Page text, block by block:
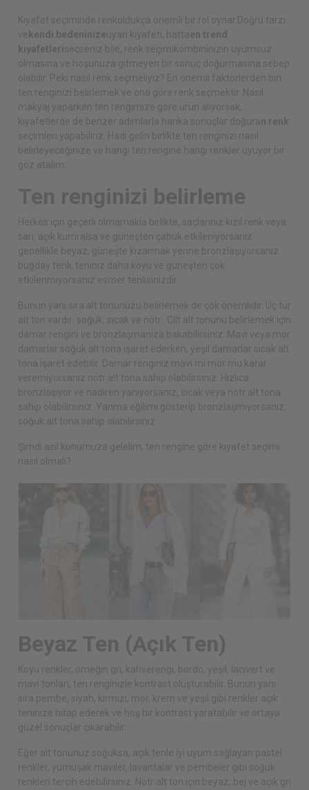
Kıyafet seçiminde renkoldukça önemli bir rol oynar. Doğru tarzı
ve kendi bedeninizeuyan kıyafeti, hattaen trend
kıyafetleri seçseniz bile, renk seçimi kombininizin uyumsuz
olmasına ve hoşunuza gitmeyen bir sonuç doğurmasına sebep
olabilir. Peki nasıl renk seçmeliyiz? En önemli faktörlerden biri
ten renginizi belirlemek ve ona göre renk seçmektir. Nasıl
makyaj yaparken ten rengimize göre ürün alıyorsak,
kıyafetlerde de benzer adımlarla harika sonuçlar doğuran renk
seçimleri yapabiliriz. Hadi gelin birlikte ten renginizi nasıl
belirleyeceğinize ve hangi ten rengine hangi renkler uyuyor bir
göz atalım.
Ten renginizi belirleme
Herkes için geçerli olmamakla birlikte, saçlarınız kızıl renk veya
sarı, açık kumralsa ve güneşten çabuk etkileniyorsanız
genellikle beyaz, güneşte kızarmak yerine bronzlaşıyorsanız
buğday tenli, teniniz daha koyu ve güneşten çok
etkilenmiyorsanız esmer tenlisinizdir.
Bunun yanı sıra alt tonunuzu belirlemek de çok önemlidir. Üç tür
alt ton vardır: soğuk, sıcak ve nötr. Cilt alt tonunu belirlemek için
damar rengini ve bronzlaşmanıza bakabilirsiniz. Mavi veya mor
damarlar soğuk alt tona işaret ederken, yeşil damarlar sıcak alt
tona işaret edebilir. Damar renginiz mavi mi mor mu karar
veremiyorsanız nötr alt tona sahip olabilirsiniz. Hızlıca
bronzlaşıyor ve nadiren yanıyorsanız, sıcak veya nötr alt tona
sahip olabilirsiniz. Yanma eğilimi gösterip bronzlaşmıyorsanız,
soğuk alt tona sahip olabilirsiniz.
Şimdi asıl konumuza gelelim, ten rengine göre kıyafet seçimi
nasıl olmalı?
Beyaz Ten (Açık Ten)
Koyu renkler, örneğin gri, kahverengi, bordo, yeşil, lacivert ve
mavi tonları, ten renginizle kontrast oluşturabilir. Bunun yanı
sıra pembe, siyah, kırmızı, mor, krem ve yeşil gibi renkler açık
teninize hitap ederek ve hoş bir kontrast yaratabilir ve ortaya
güzel sonuçlar çıkarabilir.
Eğer alt tonunuz soğuksa, açık tenle iyi uyum sağlayan pastel
renkler, yumuşak maviler, lavantalar ve pembeler gibi soğuk
renkleri tercih edebilirsiniz. Nötr alt ton için beyaz, bej ve açık gri